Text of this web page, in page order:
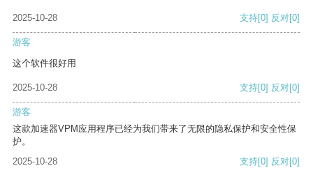
2025-10-28 支持[0] 反对[0]
游客
这个软件很好用
2025-10-28 支持[0] 反对[0]
游客
这款加速器VPM应用程序已经为我们带来了无限的隐私保护和安全性保
护。
2025-10-28
支持[0] 反对[0]